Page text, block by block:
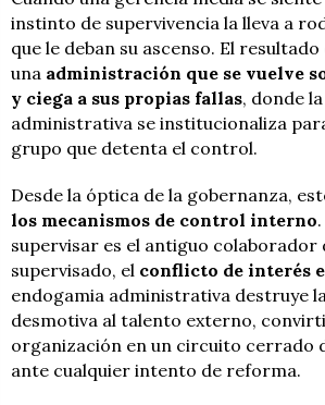
instinto de supervivencia la lleva a
que le deban su ascenso. El resultado
una administración que se vuelve
y ciega a sus propias fallas, donde
administrativa se institucionaliza
grupo que detenta el control.
Desde la óptica de la gobernanza,
los mecanismos de control interno
supervisar es el antiguo colaborador
supervisado, el conflicto de interés
endogamia administrativa destruye
desmotiva al talento externo,
organización en un circuito cerrado
ante cualquier intento de reforma.